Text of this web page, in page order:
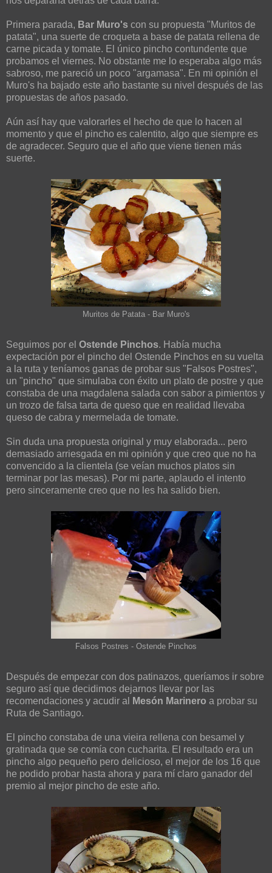
Primera parada, Bar Muro's con su propuesta "Muritos de
patata", una suerte de croqueta a base de patata rellena de
carne picada y tomate. El único pincho contundente que
probamos el viernes. No obstante me lo esperaba algo más
sabroso, me pareció un poco "argamasa". En mi opinión el
Muro's ha bajado este año bastante su nivel después de las
propuestas de años pasado.
Aún así hay que valorarles el hecho de que lo hacen al
momento y que el pincho es calentito, algo que siempre es
de agradecer. Seguro que el año que viene tienen más
suerte.
Muritos de Patata - Bar Muro's
Seguimos por el Ostende Pinchos. Había mucha
expectación por el pincho del Ostende Pinchos en su vuelta
a la ruta y teníamos ganas de probar sus "Falsos Postres",
un "pincho" que simulaba con éxito un plato de postre y que
constaba de una magdalena salada con sabor a pimientos y
un trozo de falsa tarta de queso que en realidad llevaba
queso de cabra y mermelada de tomate.
Sin duda una propuesta original y muy elaborada... pero
demasiado arriesgada en mi opinión y que creo que no ha
convencido a la clientela (se veían muchos platos sin
terminar por las mesas). Por mi parte, aplaudo el intento
pero sinceramente creo que no les ha salido bien.
Falsos Postres - Ostende Pinchos
Después de empezar con dos patinazos, queríamos ir sobre
seguro así que decidimos dejarnos llevar por las
recomendaciones y acudir al
Mesón Marinero a probar su
Ruta de Santiago.
El pincho constaba de una vieira rellena con besamel y
gratinada que se comía con cucharita. El resultado era un
pincho algo pequeño pero delicioso, el mejor de los 16 que
he podido probar hasta ahora y para mí claro ganador del
premio al mejor pincho de este año.